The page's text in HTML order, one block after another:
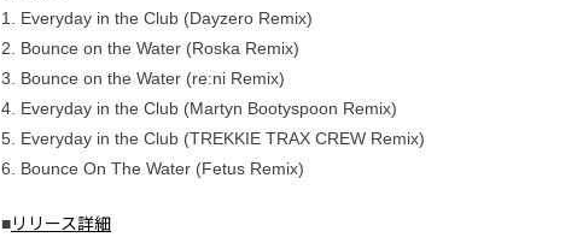
1. Everyday in the Club (Dayzero Remix)
2. Bounce on the Water (Roska Remix)
3. Bounce on the Water (re:ni Remix)
4. Everyday in the Club (Martyn Bootyspoon Remix)
5. Everyday in the Club (TREKKIE TRAX CREW Remix)
6. Bounce On The Water (Fetus Remix)
■リリース詳細